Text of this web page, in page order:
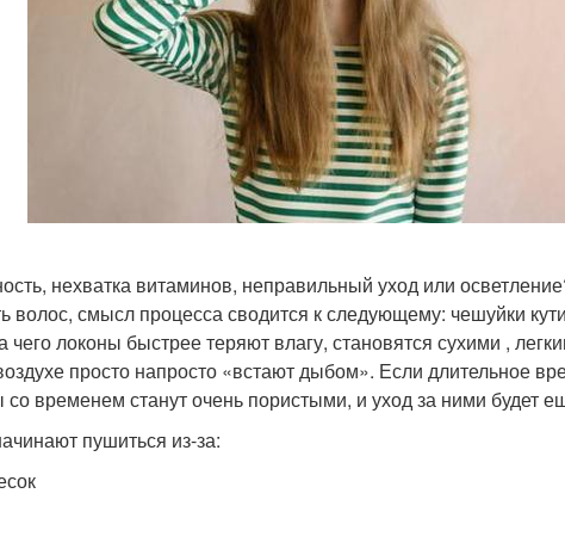
нехватка витаминов, неправильный уход или
волос, смысл процесса сводится к следующему: чешуйки
чего локоны быстрее теряют влагу, становятся сухими ,
просто напросто «встают дыбом». Если длительное
временем станут очень пористыми, и уход за ними будет
пушиться из-за: